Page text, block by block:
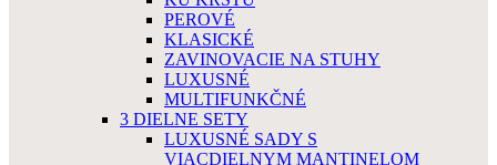
PEROVÉ
KLASICKÉ
ZAVINOVACIE NA STUHY
LUXUSNÉ
MULTIFUNKČNÉ
3 DIELNE SETY
LUXUSNÉ SADY S
VIACDIELNYM MANTINELOM